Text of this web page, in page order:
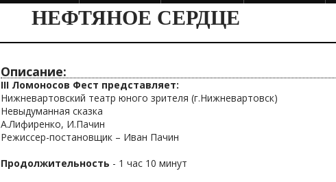
НЕФТЯНОЕ СЕРДЦЕ
Описание:
III Ломоносов Фест представляет:
Нижневартовский театр юного зрителя (г.Нижневартовск)
Невыдуманная сказка
А.Лифиренко, И.Пачин
Режиссер-постановщик – Иван Пачин
Продолжительность - 1 час 10 минут